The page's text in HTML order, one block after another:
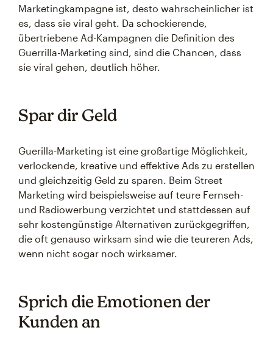
Marketingkampagne ist, desto wahrscheinlicher ist
es, dass sie viral geht. Da schockierende,
übertriebene Ad-Kampagnen die Definition des
Guerrilla-Marketing sind, sind die Chancen, dass
sie viral gehen, deutlich höher.
Spar dir Geld
Guerilla-Marketing ist eine großartige Möglichkeit,
verlockende, kreative und effektive Ads zu erstellen
und gleichzeitig Geld zu sparen. Beim Street
Marketing wird beispielsweise auf teure Fernseh-
und Radiowerbung verzichtet und stattdessen auf
sehr kostengünstige Alternativen zurückgegriffen,
die oft genauso wirksam sind wie die teureren Ads,
wenn nicht sogar noch wirksamer.
Sprich die Emotionen der
Kunden an